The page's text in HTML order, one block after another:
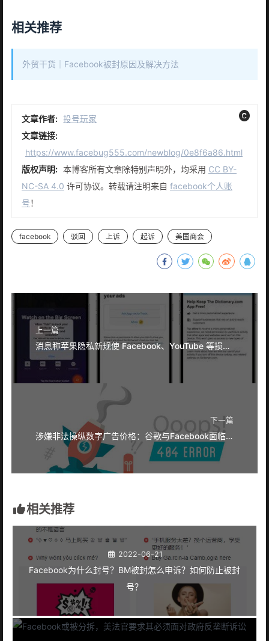
相关推荐
外贸干货｜Facebook被封原因及解决方法
文章作者: 投号玩家
文章链接:
https://www.facebug555.com/newblog/0e8f6a86.html
版权声明: 本博客所有文章除特别声明外，均采用 CC BY-
NC-SA 4.0 许可协议。转载请注明来自 facebook个人账
号！
facebook 驳回 上诉 起诉 美国商会
上一篇
消息称苹果隐私新规使 Facebook、YouTube 等损失了近 100 亿美元
下一篇
涉嫌非法操纵数字广告价格：谷歌与Facebook面临反垄断调查
相关推荐
2022-06-21
Facebook为什么封号？BM被封怎么申诉？如何防止被封
号？